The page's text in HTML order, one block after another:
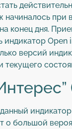
конец дня.
индикатор
версий
о большой